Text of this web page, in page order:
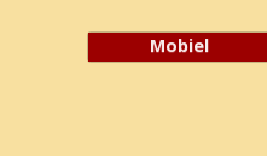
Mobiel